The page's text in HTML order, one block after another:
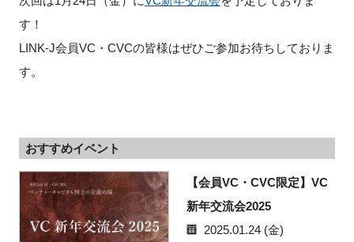
す！
LINK-J会員VC・CVCの皆様はぜひご参加お待ちしておりま
す。
おすすめイベント
【会員VC・CVC限定】VC
新年交流会2025
2025.01.24 (金)